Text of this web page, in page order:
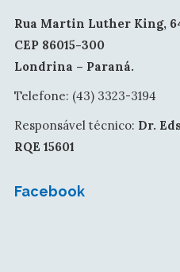
Rua Martin Luther King,
CEP 86015-300
Londrina – Paraná.
Telefone: (43) 3323-3194
Responsável técnico: Dr.
RQE 15601
Facebook